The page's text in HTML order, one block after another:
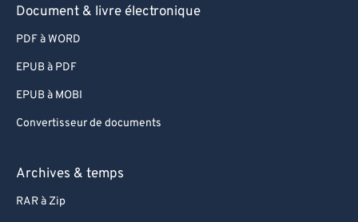
Document & livre électronique
PDF à WORD
EPUB à PDF
EPUB à MOBI
Convertisseur de documents
Archives & temps
RAR à Zip